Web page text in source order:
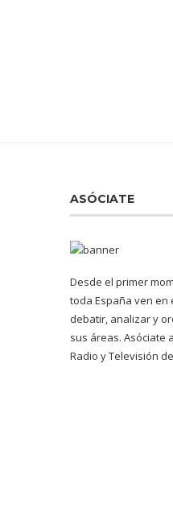
ASÓCIATE
Desde el primer
toda España ven en
debatir, analizar y
sus áreas. Asóciate
Radio y Televisión